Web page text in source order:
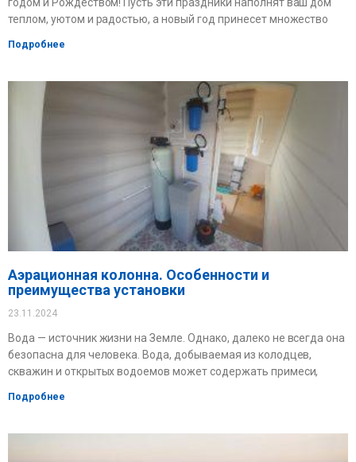
теплом, уютом и радостью, а новый год принесет множество
Подробнее
Аэрационная колонна. Особенности и
преимущества установки
23.11.2024
Вода — источник жизни на Земле. Однако, далеко не всегда она
безопасна для человека. Вода, добываемая из колодцев,
скважин и открытых водоемов может содержать примеси,
Подробнее